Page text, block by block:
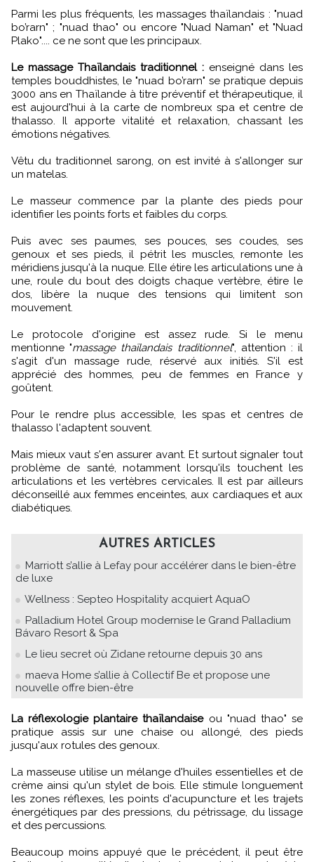
Parmi les plus fréquents, les massages thaïlandais : "nuad
bo’rarn" ; "nuad thao" ou encore "Nuad Naman" et "Nuad
Plako".... ce ne sont que les principaux.
Le massage Thaïlandais traditionnel : enseigné dans les
temples bouddhistes, le "nuad bo’rarn" se pratique depuis
3000 ans en Thaïlande à titre préventif et thérapeutique, il
est aujourd'hui à la carte de nombreux spa et centre de
thalasso. Il apporte vitalité et relaxation, chassant les
émotions négatives.
Vêtu du traditionnel sarong, on est invité à s'allonger sur
un matelas.
Le masseur commence par la plante des pieds pour
identifier les points forts et faibles du corps.
Puis avec ses paumes, ses pouces, ses coudes, ses
genoux et ses pieds, il pétrit les muscles, remonte les
méridiens jusqu'à la nuque. Elle étire les articulations une à
une, roule du bout des doigts chaque vertèbre, étire le
dos, libère la nuque des tensions qui limitent son
mouvement.
Le protocole d'origine est assez rude. Si le menu
mentionne "massage thaïlandais traditionnel", attention : il
s'agit d'un massage rude, réservé aux initiés. S'il est
apprécié des hommes, peu de femmes en France y
goûtent.
Pour le rendre plus accessible, les spas et centres de
thalasso l'adaptent souvent.
Mais mieux vaut s'en assurer avant. Et surtout signaler tout
problème de santé, notamment lorsqu'ils touchent les
articulations et les vertèbres cervicales. Il est par ailleurs
déconseillé aux femmes enceintes, aux cardiaques et aux
diabétiques.
AUTRES ARTICLES
Marriott s’allie à Lefay pour accélérer dans le bien-être
de luxe
Wellness : Septeo Hospitality acquiert AquaO
Palladium Hotel Group modernise le Grand Palladium
Bávaro Resort & Spa
Le lieu secret où Zidane retourne depuis 30 ans
maeva Home s’allie à Collectif Be et propose une
nouvelle offre bien-être
La réflexologie plantaire thaïlandaise ou "nuad thao" se
pratique assis sur une chaise ou allongé, des pieds
jusqu'aux rotules des genoux.
La masseuse utilise un mélange d'huiles essentielles et de
crème ainsi qu'un stylet de bois. Elle stimule longuement
les zones réflexes, les points d'acupuncture et les trajets
énergétiques par des pressions, du pétrissage, du lissage
et des percussions.
Beaucoup moins appuyé que le précédent, il peut être